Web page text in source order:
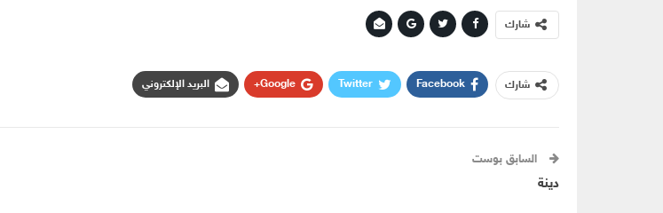
شارك
شارك Facebook
Twitter
Google+ البريد الإلكتروني
السابق بوست
دينة